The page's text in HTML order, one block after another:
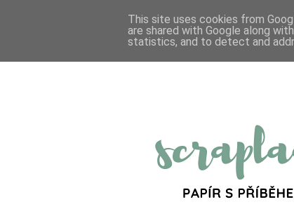
This site uses cookies from
are shared with Google along
statistics, and to detect and